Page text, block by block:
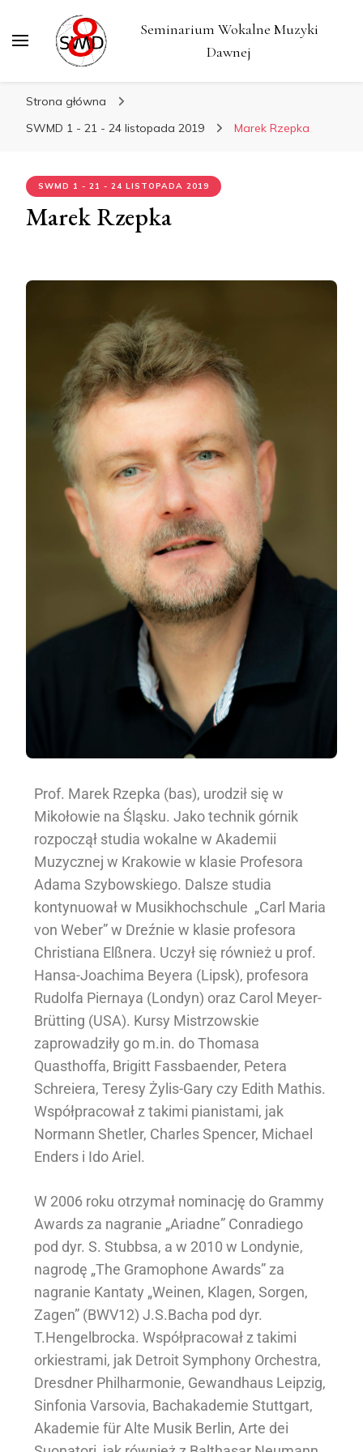
Seminarium Wokalne Muzyki
Dawnej
Strona główna
SWMD 1 - 21 - 24 listopada 2019
Marek Rzepka
SWMD 1 - 21 - 24 LISTOPADA 2019
Marek Rzepka
Prof. Marek Rzepka (bas), urodził się w
Mikołowie na Śląsku. Jako technik górnik
rozpoczął studia wokalne w Akademii
Muzycznej w Krakowie w klasie Profesora
Adama Szybowskiego. Dalsze studia
kontynuował w Musikhochschule „Carl Maria
von Weber” w Dreźnie w klasie profesora
Christiana Elßnera. Uczył się również u prof.
Hansa-Joachima Beyera (Lipsk), profesora
Rudolfa Piernaya (Londyn) oraz Carol Meyer-
Brütting (USA). Kursy Mistrzowskie
zaprowadziły go m.in. do Thomasa
Quasthoffa, Brigitt Fassbaender, Petera
Schreiera, Teresy Żylis-Gary czy Edith Mathis.
Współpracował z takimi pianistami, jak
Normann Shetler, Charles Spencer, Michael
Enders i Ido Ariel.
W 2006 roku otrzymał nominację do Grammy
Awards za nagranie „Ariadne” Conradiego
pod dyr. S. Stubbsa, a w 2010 w Londynie,
nagrodę „The Gramophone Awards” za
nagranie Kantaty „Weinen, Klagen, Sorgen,
Zagen” (BWV12) J.S.Bacha pod dyr.
T.Hengelbrocka. Współpracował z takimi
orkiestrami, jak Detroit Symphony Orchestra,
Dresdner Philharmonie, Gewandhaus Leipzig,
Sinfonia Varsovia, Bachakademie Stuttgart,
Akademie für Alte Musik Berlin, Arte dei